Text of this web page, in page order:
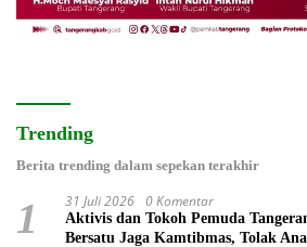
Trending
Berita trending dalam sepekan terakhir
1 31 Juli 2026 0 Komentar
Aktivis dan Tokoh Pemuda
Bersatu Jaga Kamtibmas, Tolak